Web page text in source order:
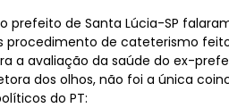
prefeito de Santa Lúcia-SP
procedimento de cateterismo
a avaliação da saúde do ex-
dos olhos, não foi a única
do PT: